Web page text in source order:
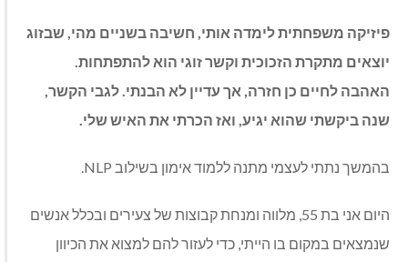
פיזיקה משפחתית לימדה אותי, חשיבה בשניים מהי,שבזוג
יוצאים מתקרת הזכוכית וקשר זוגי הוא להתפתחות.
האהבה לחיים כן חזרה, אך עדיין לא הבנתי.לגבי הקשר,
שנה ביקשתי שהוא יגיע, ואז הכרתי את האיש שלי.
בהמשך נתתי לעצמי מתנה ללמוד אימון בשילוב
היום אני בת
מלווה ומנחת קבוצות של צעירים ובכלל אנשים
שנמצאים במקום בו הייתי, כדי לעזור להם למצוא את הכיוון